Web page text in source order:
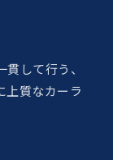
して行う、
上質なカーラ